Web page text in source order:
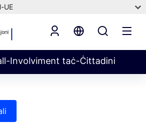
UE
Involviment taċ-Ċittadini